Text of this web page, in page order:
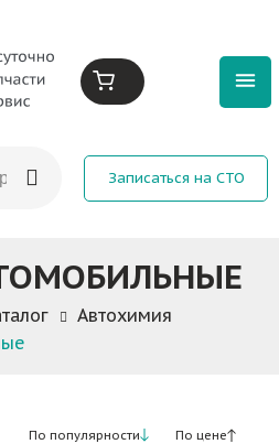
Записаться на СТО
Автохимия
По популярности По цене